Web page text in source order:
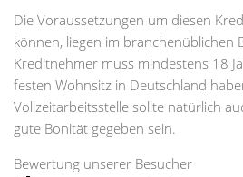
Die Voraussetzungen um diesen
können, liegen im branchenüblichen
Kreditnehmer muss mindestens 18
festen Wohnsitz in Deutschland
Vollzeitarbeitsstelle sollte natürlich
gute Bonität gegeben sein.
Bewertung unserer Besucher